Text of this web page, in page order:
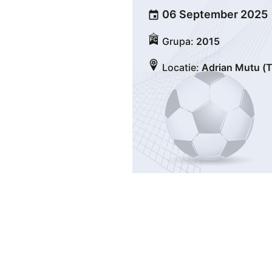
event 06 September 2025
Grupa: 2015
Locatie: Adrian Mutu